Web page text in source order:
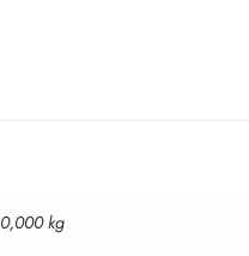
0,000 kg